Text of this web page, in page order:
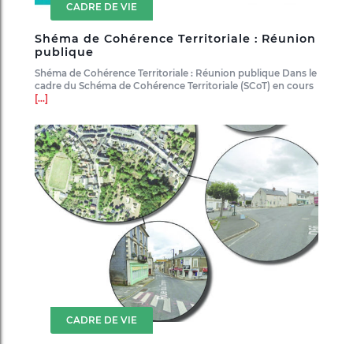
CADRE DE VIE
Shéma de Cohérence Territoriale : Réunion
publique
Shéma de Cohérence Territoriale : Réunion publique Dans le
cadre du Schéma de Cohérence Territoriale (SCoT) en cours
[...]
CADRE DE VIE